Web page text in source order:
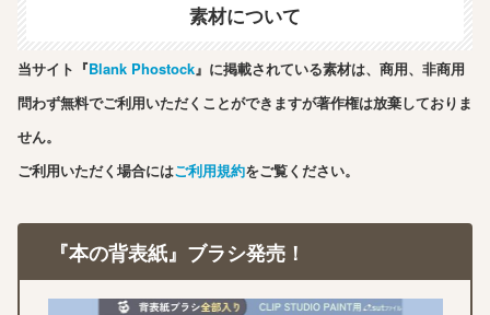
素材について
当サイト『Blank Phostock』に掲載されている素材は、商用、非商用
問わず無料でご利用いただくことができますが著作権は放棄しておりま
せん。
ご利用いただく場合にはご利用規約をご覧ください。
『本の背表紙』ブラシ発売！